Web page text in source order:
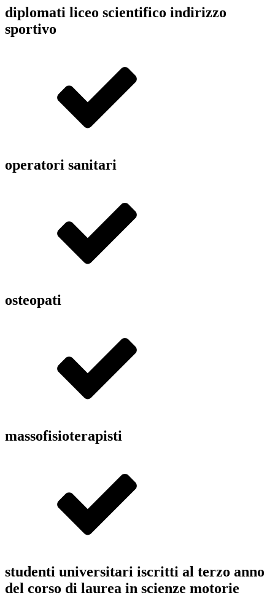
diplomati liceo scientifico indirizzo
sportivo
operatori sanitari
osteopati
massofisioterapisti
studenti universitari iscritti al terzo anno
del corso di laurea in scienze motorie